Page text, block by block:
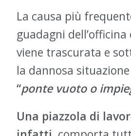
La causa più
guadagni dell’officina
viene trascurata e
la dannosa
“pontevuoto o
Una piazzola di